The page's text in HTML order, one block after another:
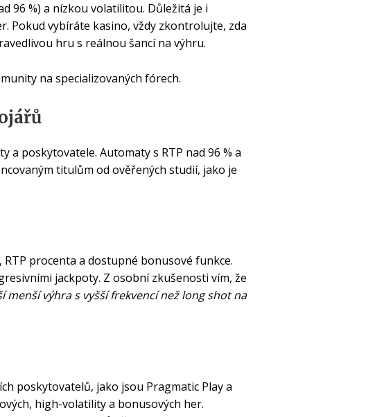
96 %) a nízkou volatilitou. Důležitá je i
Pokud vybíráte kasino, vždy zkontrolujte, zda
hru s reálnou šancí na výhru.
na specializovaných fórech.
poskytovatele. Automaty s RTP nad 96 % a
titulům od ověřených studií, jako je
procenta a dostupné bonusové funkce.
jackpoty. Z osobní zkušenosti vím, že
menší výhra s vyšší frekvencí než long shot na
poskytovatelů, jako jsou Pragmatic Play a
high-volatility a bonusových her.